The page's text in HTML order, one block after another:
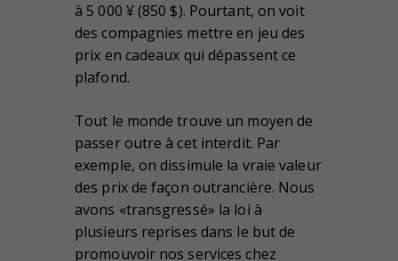
à 5 000 ¥ (850 $). Pourtant, on voit
des compagnies mettre en jeu des
prix en cadeaux qui dépassent ce
plafond.
Tout le monde trouve un moyen de
passer outre à cet interdit. Par
exemple, on dissimule la vraie valeur
des prix de façon outrancière. Nous
avons «transgressé» la loi à
plusieurs reprises dans le but de
promouvoir nos services chez